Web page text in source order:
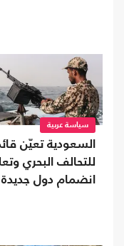
سياسة عربية
السعودية تعيّن
للتحالف البحري
انضمام دول جديدة